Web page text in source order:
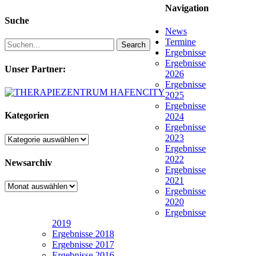
Suche
Search
Unser Partner:
Kategorien
Kategorien
Newsarchiv
Newsarchiv
Navigation
News
Termine
Ergebnisse
Ergebnisse
2026
Ergebnisse
2025
Ergebnisse
2024
Ergebnisse
2023
Ergebnisse
2022
Ergebnisse
2021
Ergebnisse
2020
Ergebnisse
2019
Ergebnisse 2018
Ergebnisse 2017